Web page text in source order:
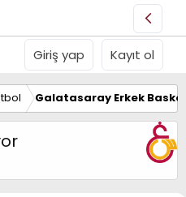
Giriş yap Kayıt ol
Galatasaray Erkek